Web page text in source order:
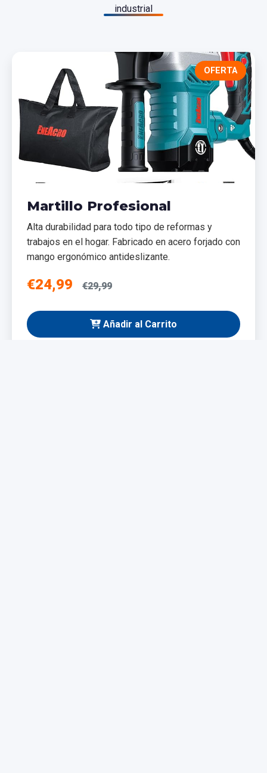
industrial
OFERTA
Martillo Profesional
Alta durabilidad para todo tipo de reformas y
trabajos en el hogar. Fabricado en acero forjado con
mango ergonómico antideslizante.
€24,99 €29,99
Añadir al Carrito